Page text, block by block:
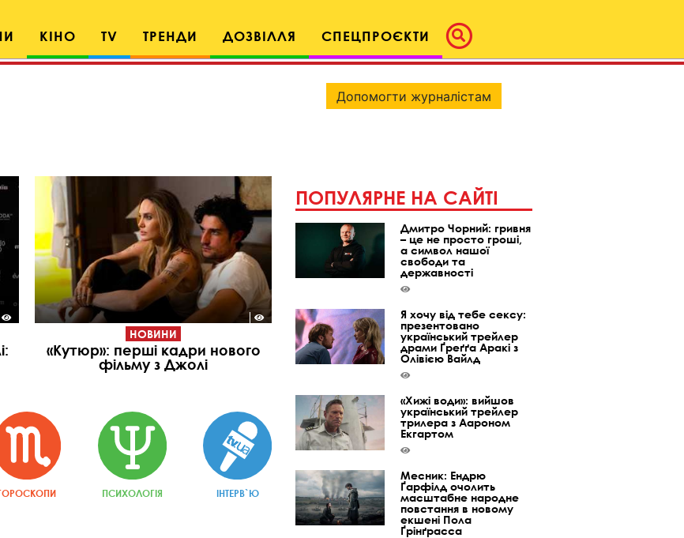
КІНО TV ТРЕНДИ ДОЗВІЛЛЯ СПЕЦПРОЄКТИ
НОВИНИ
«Кутюр»: перші кадри нового
фільму з Джолі
ПСИХОЛОГІЯ ІНТЕРВ`Ю
Допомогти журналістам
ПОПУЛЯРНЕ НА САЙТІ
Дмитро Чорний: гривня
– це не просто гроші,
а символ нашої
свободи та
державності
Я хочу від тебе сексу:
презентовано
український трейлер
драми Ґреґґа Аракі з
Олівією Вайлд
«Хижі води»: вийшов
український трейлер
трилера з Аароном
Екгартом
Месник: Ендрю
Ґарфілд очолить
масштабне народне
повстання в новому
екшені Пола
Ґрінґрасса